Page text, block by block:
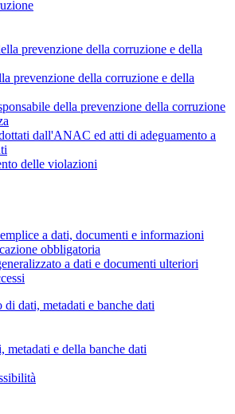
prevenzione della corruzione e della
prevenzione della corruzione e della
della prevenzione della corruzione
dall'ANAC ed atti di adeguamento a
delle violazioni
a dati, documenti e informazioni
obbligatoria
a dati e documenti ulteriori
dati, metadati e banche dati
metadati e della banche dati